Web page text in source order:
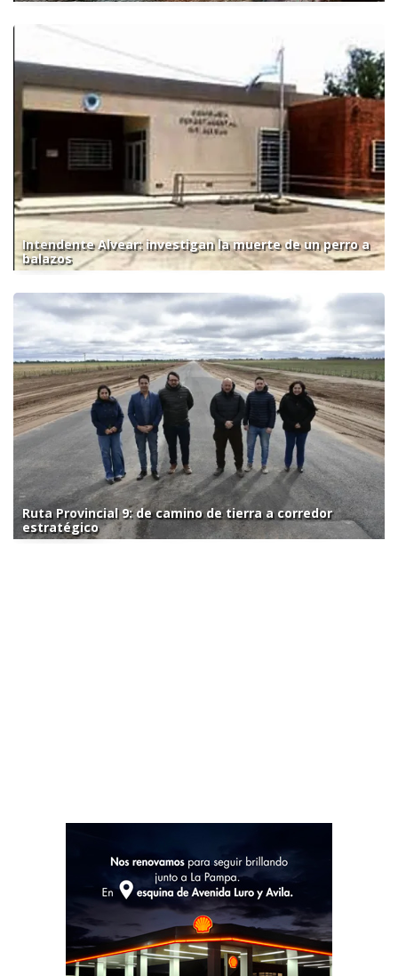
Intendente Alvear: investigan la muerte de un perro a
balazos
Ruta Provincial 9: de camino de tierra a corredor
estratégico